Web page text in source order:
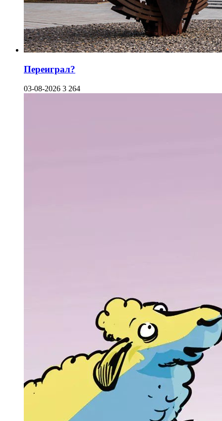
Переиграл?
03-08-2026 3 264